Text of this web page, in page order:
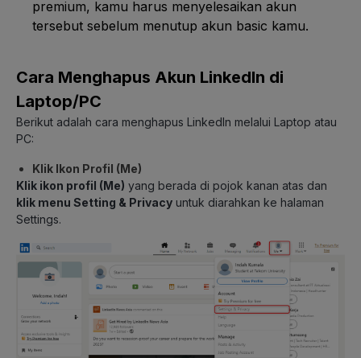
premium, kamu harus menyelesaikan akun
tersebut sebelum menutup akun basic kamu.
Cara Menghapus Akun LinkedIn di
Laptop/PC
Berikut adalah cara menghapus LinkedIn melalui Laptop atau
PC:
Klik Ikon Profil (Me)
Klik ikon profil (Me) yang berada di pojok kanan atas dan
klik menu Setting & Privacy untuk diarahkan ke halaman
Settings.